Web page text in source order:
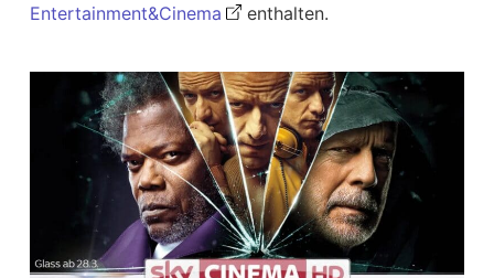
Entertainment&Cinema
enthalten.